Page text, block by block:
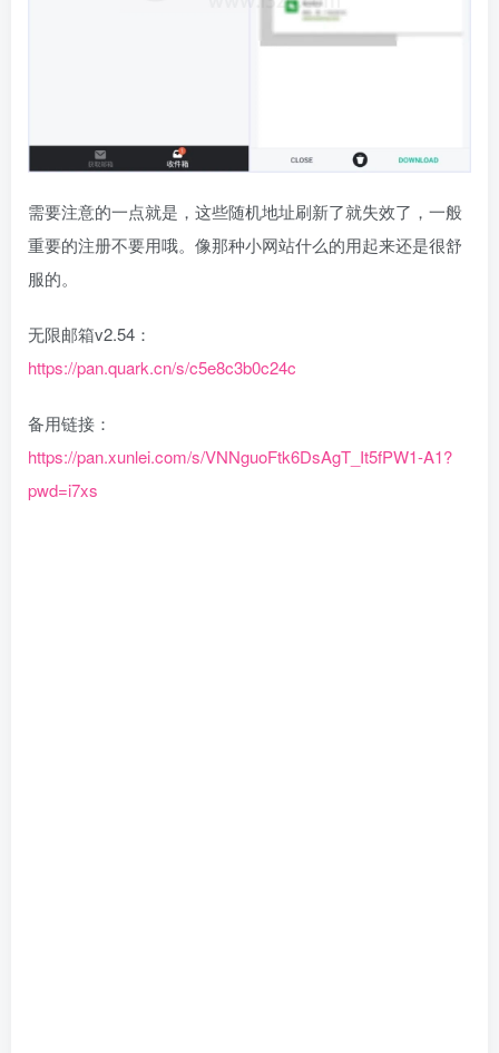
需要注意的一点就是，这些随机地址刷新了就失效了，一般
重要的注册不要用哦。像那种小网站什么的用起来还是很舒
服的。
无限邮箱v2.54：
https://pan.quark.cn/s/c5e8c3b0c24c
备用链接：
https://pan.xunlei.com/s/VNNguoFtk6DsAgT_It5fPW1-A1?
pwd=i7xs